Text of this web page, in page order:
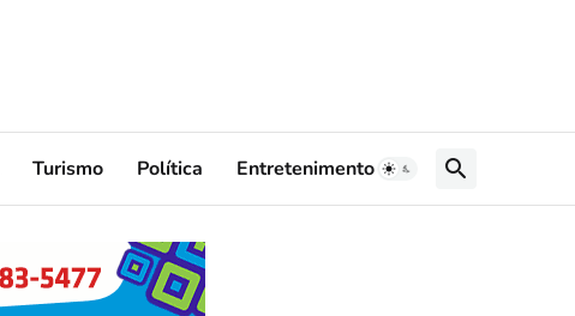
Turismo Política Entretenimento